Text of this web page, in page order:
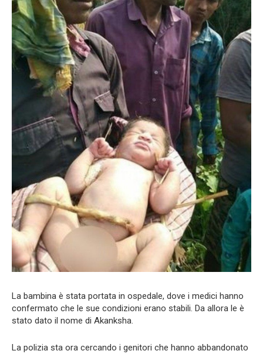
La bambina è stata portata in ospedale, dove i medici hanno
confermato che le sue condizioni erano stabili. Da allora le è
stato dato il nome di Akanksha.
La polizia sta ora cercando i genitori che hanno abbandonato